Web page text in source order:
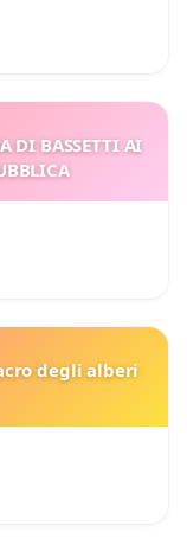
DI BASSETTI AI
degli alberi